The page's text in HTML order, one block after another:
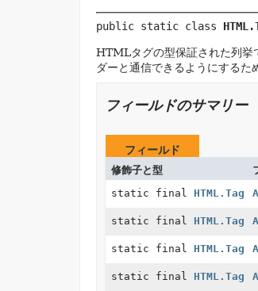
public static class
HTMLタグの型保証された列挙
ダーと通信できるようにするた
フィールドのサマリー
フィールド
修飾子と型
static final HTML.Tag A
static final HTML.Tag
static final HTML.Tag
static final HTML.Tag